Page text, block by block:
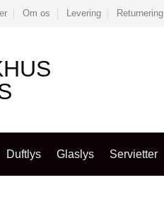
Om os Levering Returnering
Duftlys Glaslys Servietter